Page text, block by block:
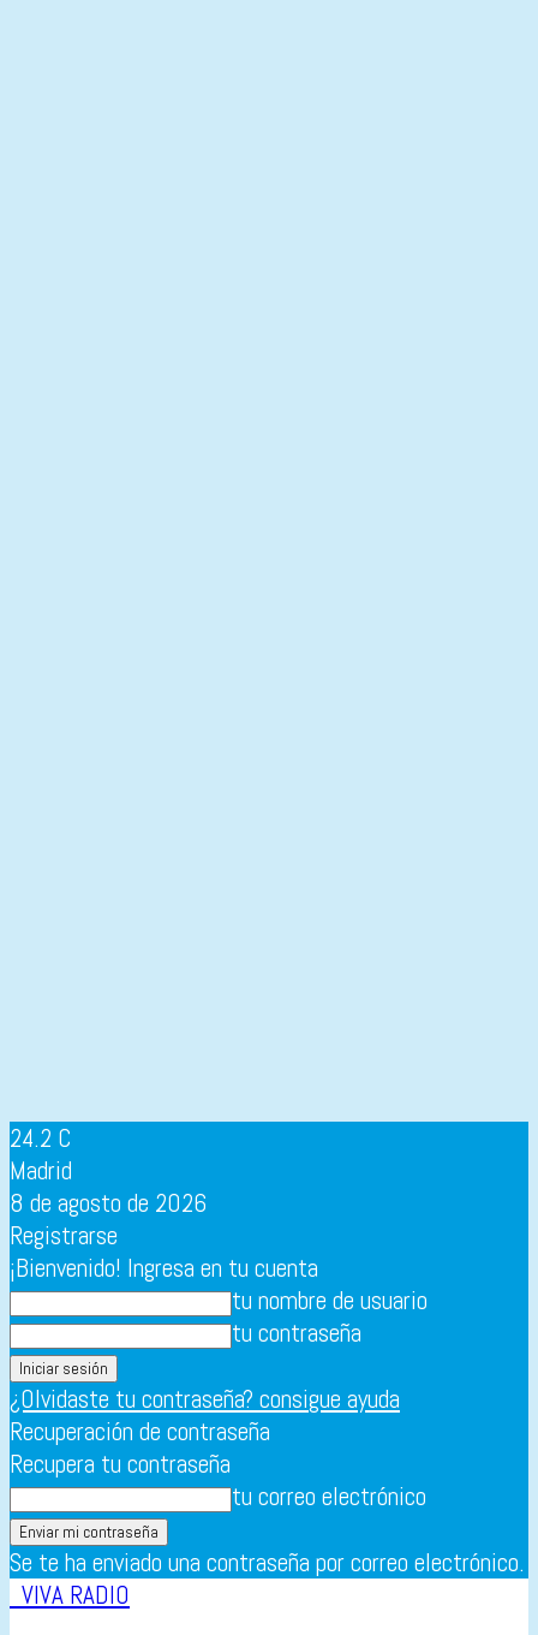
24.2 C
Madrid
8 de agosto de 2026
Registrarse
¡Bienvenido! Ingresa en tu cuenta
tu nombre de usuario
tu contraseña
¿Olvidaste tu contraseña? consigue ayuda
Recuperación de contraseña
Recupera tu contraseña
tu correo electrónico
Se te ha enviado una contraseña por correo electrónico.
VIVA RADIO